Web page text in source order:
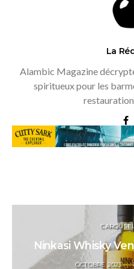
La
Alambic Magazine
spiritueux pour les
Ninkasi Whisky
POSTED
OCTOBRE 2023